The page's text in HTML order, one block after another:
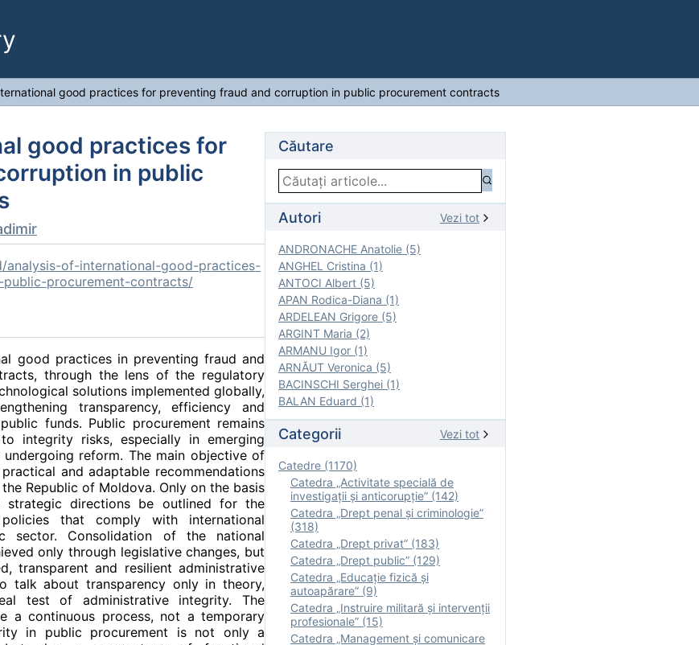
good practices for preventing fraud and corruption in public procurement contracts
good practices for
in public
analysis-of-international-good-practices-
procurement-contracts/
good practices in preventing fraud and
through the lens of the regulatory
solutions implemented globally,
transparency, efficiency and
funds. Public procurement remains
integrity risks, especially in emerging
reform. The main objective of
and adaptable recommendations
Republic of Moldova. Only on the basis
directions be outlined for the
that comply with international
Consolidation of the national
only through legislative changes, but
transparent and resilient administrative
talk about transparency only in theory,
test of administrative integrity. The
a continuous process, not a temporary
in public procurement is not only a
Căutare
Autori Vezi tot
ANDRONACHE Anatolie (5)
ANGHEL Cristina (1)
ANTOCI Albert (5)
APAN Rodica-Diana (1)
ARDELEAN Grigore (5)
ARGINT Maria (2)
ARMANU Igor (1)
ARNĂUT Veronica (5)
BACINSCHI Serghei (1)
BALAN Eduard (1)
Categorii Vezi tot
Catedre (1170)
Catedra „Activitate specială de
investigaţii şi anticorupție” (142)
Catedra „Drept penal și criminologie”
(318)
Catedra „Drept privat” (183)
Catedra „Drept public” (129)
Catedra „Educație fizică şi
autoapărare” (9)
Catedra „Instruire militară şi intervenţii
profesionale” (15)
Catedra „Management și comunicare